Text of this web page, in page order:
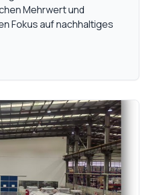
Mehrwert und
Fokus auf nachhaltiges